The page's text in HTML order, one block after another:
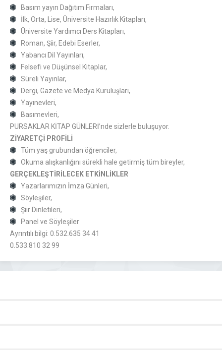
Basım yayın Dağıtım Firmaları,
İlk, Orta, Lise, Üniversite Hazırlık Kitapları,
Üniversite Yardımcı Ders Kitapları,
Roman, Şiir, Edebi Eserler,
Yabancı Dil Yayınları,
Felsefi ve Düşünsel Kitaplar,
Süreli Yayınlar,
Dergi, Gazete ve Medya Kuruluşları,
Yayınevleri,
Basımevleri,
PURSAKLAR KİTAP GÜNLERİ’nde sizlerle buluşuyor.
ZİYARETÇİ PROFİLİ
Tüm yaş grubundan öğrenciler,
Okuma alışkanlığını sürekli hale getirmiş tüm bireyler,
GERÇEKLEŞTİRİLECEK ETKİNLİKLER
Yazarlarımızın İmza Günleri,
Söyleşiler,
Şiir Dinletileri,
Panel ve Söyleşiler
Ayrıntılı bilgi: 0.532.635 34 41
0.533.810 32 99